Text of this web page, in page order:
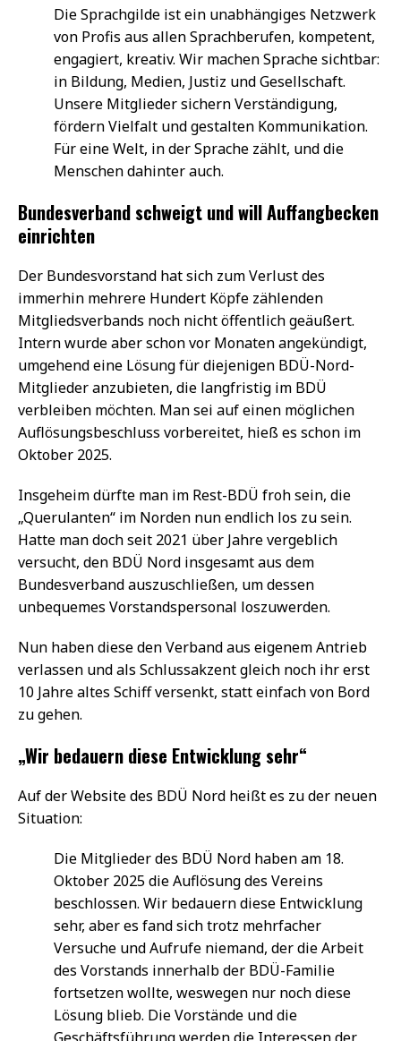
Die Sprachgilde ist ein unabhängiges Netzwerk
von Profis aus allen Sprachberufen, kompetent,
engagiert, kreativ. Wir machen Sprache sichtbar:
in Bildung, Medien, Justiz und Gesellschaft.
Unsere Mitglieder sichern Verständigung,
fördern Vielfalt und gestalten Kommunikation.
Für eine Welt, in der Sprache zählt, und die
Menschen dahinter auch.
Bundesverband schweigt und will Auffangbecken
einrichten
Der Bundesvorstand hat sich zum Verlust des
immerhin mehrere Hundert Köpfe zählenden
Mitgliedsverbands noch nicht öffentlich geäußert.
Intern wurde aber schon vor Monaten angekündigt,
umgehend eine Lösung für diejenigen BDÜ-Nord-
Mitglieder anzubieten, die langfristig im BDÜ
verbleiben möchten. Man sei auf einen möglichen
Auflösungsbeschluss vorbereitet, hieß es schon im
Oktober 2025.
Insgeheim dürfte man im Rest-BDÜ froh sein, die
„Querulanten“ im Norden nun endlich los zu sein.
Hatte man doch seit 2021 über Jahre vergeblich
versucht, den BDÜ Nord insgesamt aus dem
Bundesverband auszuschließen, um dessen
unbequemes Vorstandspersonal loszuwerden.
Nun haben diese den Verband aus eigenem Antrieb
verlassen und als Schlussakzent gleich noch ihr erst
10 Jahre altes Schiff versenkt, statt einfach von Bord
zu gehen.
„Wir bedauern diese Entwicklung sehr“
Auf der Website des BDÜ Nord heißt es zu der neuen
Situation:
Die Mitglieder des BDÜ Nord haben am 18.
Oktober 2025 die Auflösung des Vereins
beschlossen. Wir bedauern diese Entwicklung
sehr, aber es fand sich trotz mehrfacher
Versuche und Aufrufe niemand, der die Arbeit
des Vorstands innerhalb der BDÜ-Familie
fortsetzen wollte, weswegen nur noch diese
Lösung blieb. Die Vorstände und die